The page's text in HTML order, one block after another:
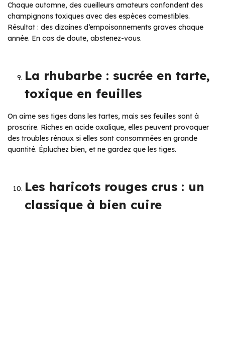
Chaque automne, des cueilleurs amateurs confondent des
champignons toxiques avec des espèces comestibles.
Résultat : des dizaines d’empoisonnements graves chaque
année. En cas de doute, abstenez-vous.
La rhubarbe : sucrée en tarte,
toxique en feuilles
On aime ses tiges dans les tartes, mais ses feuilles sont à
proscrire. Riches en acide oxalique, elles peuvent provoquer
des troubles rénaux si elles sont consommées en grande
quantité. Épluchez bien, et ne gardez que les tiges.
Les haricots rouges crus : un
classique à bien cuire